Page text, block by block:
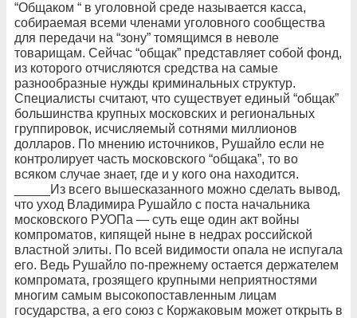
“Общаком “ в уголовной среде называется касса,
собираемая всеми членами уголовного сообщества
для передачи на “зону” томящимся в неволе
товарищам. Сейчас “общак” представляет собой фонд,
из которого отчисляются средства на самые
разнообразные нужды криминальных структур.
Специалисты считают, что существует единый “общак”
большинства крупных московских и региональных
группировок, исчисляемый сотнями миллионов
долларов. По мнению источников, Рушайло если не
контролирует часть московского “общака”, то во
всяком случае знает, где и у кого она находится.
_____Из всего вышесказанного можно сделать вывод,
что уход Владимира Рушайло с поста начальника
московского РУОПа — суть еще один акт войны
компроматов, кипящей ныне в недрах российской
властной элиты. По всей видимости опала не испугала
его. Ведь Рушайло по-прежнему остается держателем
компромата, грозящего крупными неприятностями
многим самым высокопоставленным лицам
государства, а его союз с Коржаковым может открыть в